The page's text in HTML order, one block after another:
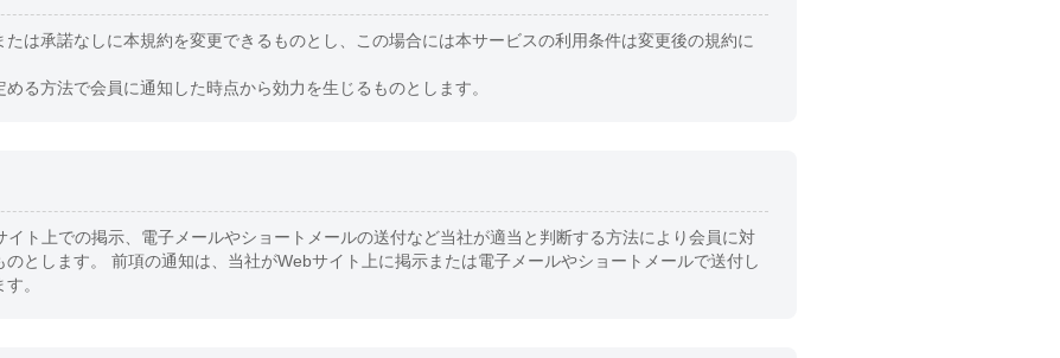
は承諾なしに本規約を変更できるものとし、この場合には本サービスの利用条件は変更後の規約に
る方法で会員に通知した時点から効力を生じるものとします。
イト上での掲示、電子メールやショートメールの送付など当社が適当と判断する方法により会員に対
のとします。 前項の通知は、当社がWebサイト上に掲示または電子メールやショートメールで送付し
。